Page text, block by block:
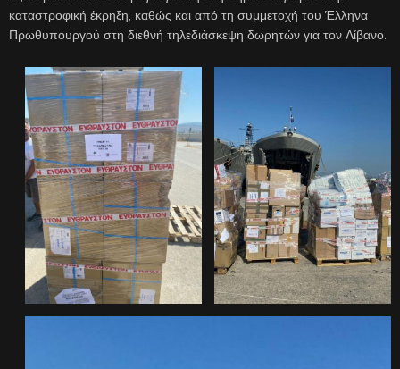
καταστροφική έκρηξη, καθώς και από τη συμμετοχή του Έλληνα
Πρωθυπουργού στη διεθνή τηλεδιάσκεψη δωρητών για τον Λίβανο.